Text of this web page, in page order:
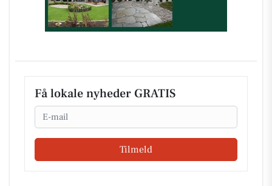
Få lokale nyheder GRATIS
Email
Tilmeld